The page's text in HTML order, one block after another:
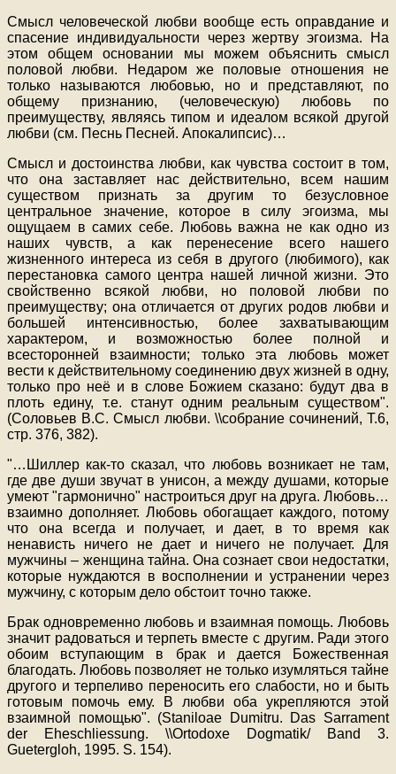
Смысл человеческой любви вообще есть оправдание и
спасение индивидуальности через жертву эгоизма. На
этом общем основании мы можем объяснить смысл
половой любви. Недаром же половые отношения не
только называются любовью, но и представляют, по
общему признанию, (человеческую) любовь по
преимуществу, являясь типом и идеалом всякой другой
любви (см. Песнь Песней. Апокалипсис)…
Смысл и достоинства любви, как чувства состоит в том,
что она заставляет нас действительно, всем нашим
существом признать за другим то безусловное
центральное значение, которое в силу эгоизма, мы
ощущаем в самих себе. Любовь важна не как одно из
наших чувств, а как перенесение всего нашего
жизненного интереса из себя в другого (любимого), как
перестановка самого центра нашей личной жизни. Это
свойственно всякой любви, но половой любви по
преимуществу; она отличается от других родов любви и
большей интенсивностью, более захватывающим
характером, и возможностью более полной и
всесторонней взаимности; только эта любовь может
вести к действительному соединению двух жизней в одну,
только про неё и в слове Божием сказано: будут два в
плоть едину, т.е. станут одним реальным существом".
(Соловьев В.С. Смысл любви. \\собрание сочинений, Т.6,
стр. 376, 382).
"…Шиллер как-то сказал, что любовь возникает не там,
где две души звучат в унисон, а между душами, которые
умеют "гармонично" настроиться друг на друга. Любовь…
взаимно дополняет. Любовь обогащает каждого, потому
что она всегда и получает, и дает, в то время как
ненависть ничего не дает и ничего не получает. Для
мужчины – женщина тайна. Она сознает свои недостатки,
которые нуждаются в восполнении и устранении через
мужчину, с которым дело обстоит точно также.
Брак одновременно любовь и взаимная помощь. Любовь
значит радоваться и терпеть вместе с другим. Ради этого
обоим вступающим в брак и дается Божественная
благодать. Любовь позволяет не только изумляться тайне
другого и терпеливо переносить его слабости, но и быть
готовым помочь ему. В любви оба укрепляются этой
взаимной помощью". (Staniloae Dumitru. Das Sarrament
der Eheschliessung. \\Ortodoxe Dogmatik/ Band 3.
Guetergloh, 1995. S. 154).